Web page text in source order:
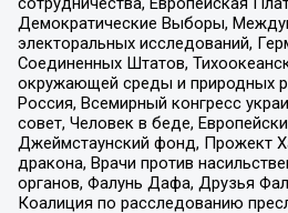
Демократические Выборы,
электоральных исследований,
Соединенных Штатов,
окружающей среды и природных
Россия, Всемирный конгресс
совет, Человек в беде,
Джеймстаунский фонд, Прожект
дракона, Врачи против
органов, Фалунь Дафа, Друзья
Коалиция по расследованию